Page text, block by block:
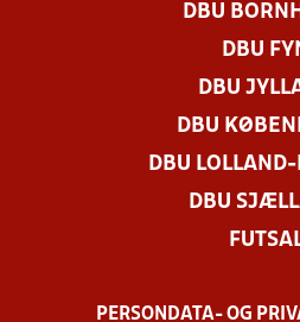
DBU
DBU
DBU
DBU
DBU LOLLAND-
DBU
PERSONDATA- OG